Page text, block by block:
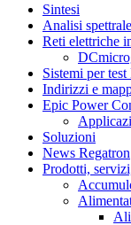
Sintesi
Analisi
Reti elettriche
Sistemi per
Indirizzi e
Epic Power
Soluzioni
News Regatron
Prodotti,